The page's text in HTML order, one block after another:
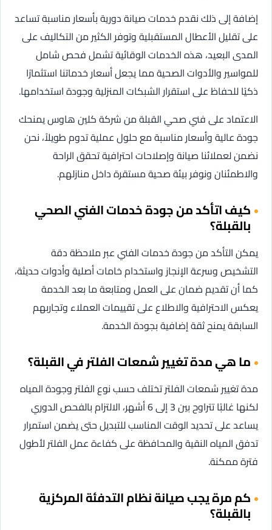
إضافة إلى ذلك نقدم خدمات صيانة دورية بأسعار مناسبة تساعد
على تقليل الأعطال المستقبلية وتوفر الكثير من التكاليف على
المدى البعيد، هذه الخدمات الوقائية تشمل فحص شامل
للمواسير والأدوات الصحية مما يجعل أسعار خدماتنا استثمارًا
ذكيًا للحفاظ على استقرار الشبكات المنزلية وجودة استخدامها.
الاعتماد على فني صحي القبلة من شركة كلين هاوس يمنحك
جودة عالية وأسعار مناسبة مع حلول عملية تدوم طويلاً، نحن
نضمن لعملائنا صيانة وإصلاحات احترافية تحقق الراحة
والاطمئنان ونوفر بيئة صحية مستقرة داخل منازلهم.
كيف اتأكد من جودة خدمات الفني الصحي
بالقبلة؟
يمكن التأكد من جودة خدمات الفني عبر ملاحظة دقة
التشخيص وسرعة الإنجاز واستخدام خامات أصلية وأدوات حديثة،
كما أن تقديم ضمان على العمل ومتابعة ما بعد الخدمة
يعكس الاحترافية والاطلاع على تقييمات العملاء وتجاربهم
السابقة يمنح ثقة إضافية بجودة الخدمة.
ما هي مدة تغيير شمعات الفلتر في القبلة؟
مدة تغيير شمعات الفلتر تختلف حسب نوع الفلتر وجودة المياه
لكنها غالبًا تتراوح بين 3 إلى 6 أشهر، الالتزام بالفحص الدوري
يساعد على تحديد الوقت المناسب للتبديل حتى يضمن استمرار
تدفق المياه النقية والمحافظة على كفاءة عمل الفلتر لأطول
فترة ممكنة.
كم مرة يجب صيانة نظام التدفئة المركزية
بالقبلة؟